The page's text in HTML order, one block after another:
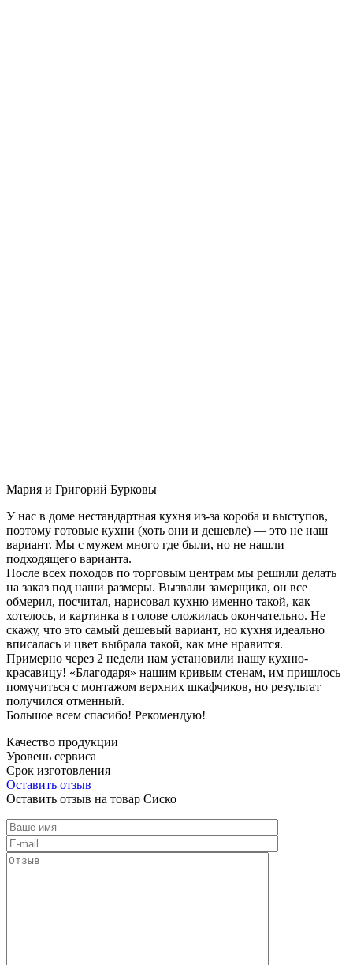
Мария и Григорий Бурковы
У нас в доме нестандартная кухня из-за короба и выступов,
поэтому готовые кухни (хоть они и дешевле) — это не наш
вариант. Мы с мужем много где были, но не нашли
подходящего варианта.
После всех походов по торговым центрам мы решили делать
на заказ под наши размеры. Вызвали замерщика, он все
обмерил, посчитал, нарисовал кухню именно такой, как
хотелось, и картинка в голове сложилась окончательно. Не
скажу, что это самый дешевый вариант, но кухня идеально
вписалась и цвет выбрала такой, как мне нравится.
Примерно через 2 недели нам установили нашу кухню-
красавицу! «Благодаря» нашим кривым стенам, им пришлось
помучиться с монтажом верхних шкафчиков, но результат
получился отменный.
Большое всем спасибо! Рекомендую!
Качество продукции
Уровень сервиса
Срок изготовления
Оставить отзыв
Оставить отзыв на товар Сиско